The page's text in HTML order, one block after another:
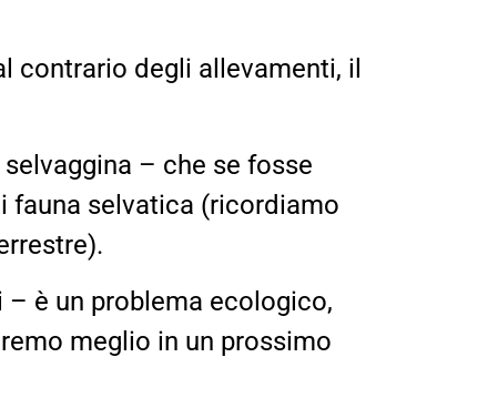
contrario degli allevamenti, il
– che se fosse
fauna selvatica (ricordiamo
è un problema ecologico,
meglio in un prossimo